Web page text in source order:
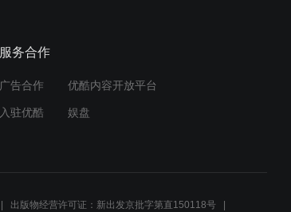
33（右胜）
服务合作
广告合作 优酷内容开放平台
入驻优酷 娱盘
出版物经营许可证：新出发京批字第直150118号